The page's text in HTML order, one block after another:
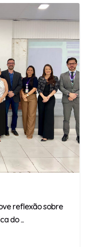
reflexão sobre
do ...